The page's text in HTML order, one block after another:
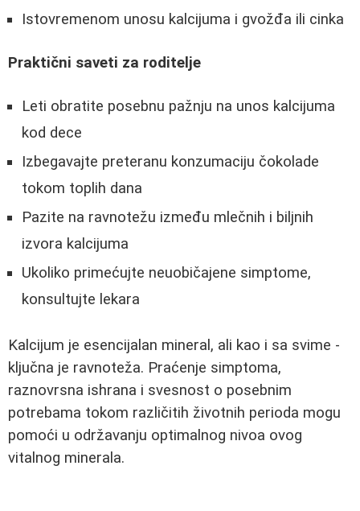
Istovremenom unosu kalcijuma i gvožđa ili cinka
Praktični saveti za roditelje
Leti obratite posebnu pažnju na unos kalcijuma
kod dece
Izbegavajte preteranu konzumaciju čokolade
tokom toplih dana
Pazite na ravnotežu između mlečnih i biljnih
izvora kalcijuma
Ukoliko primećujte neuobičajene simptome,
konsultujte lekara
Kalcijum je esencijalan mineral, ali kao i sa svime -
ključna je ravnoteža. Praćenje simptoma,
raznovrsna ishrana i svesnost o posebnim
potrebama tokom različitih životnih perioda mogu
pomoći u održavanju optimalnog nivoa ovog
vitalnog minerala.